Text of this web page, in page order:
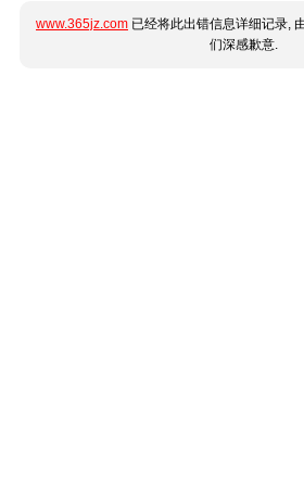
www.365jz.com 已经将此出错信息详细记录,
们深感歉意.